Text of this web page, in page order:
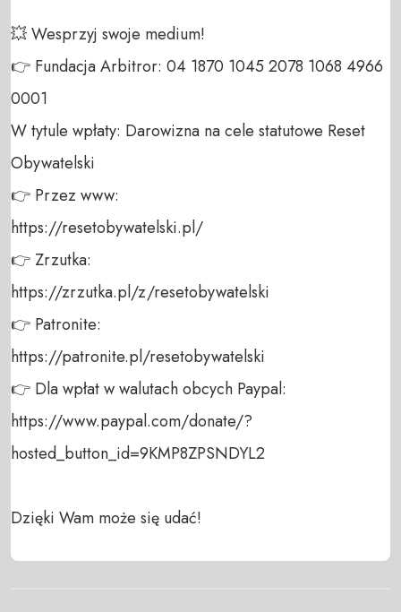
💥 Wesprzyj swoje medium!
👉 Fundacja Arbitror: 04 1870 1045 2078 1068 4966
0001
W tytule wpłaty: Darowizna na cele statutowe Reset
Obywatelski
👉 Przez www:
https://resetobywatelski.pl/
👉 Zrzutka:
https://zrzutka.pl/z/resetobywatelski
👉 Patronite:
https://patronite.pl/resetobywatelski
👉 Dla wpłat w walutach obcych Paypal:
https://www.paypal.com/donate/?
hosted_button_id=9KMP8ZPSNDYL2
Dzięki Wam może się udać!